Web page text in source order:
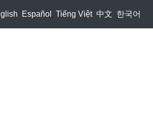
Español Tiếng Việt 中文 한국어